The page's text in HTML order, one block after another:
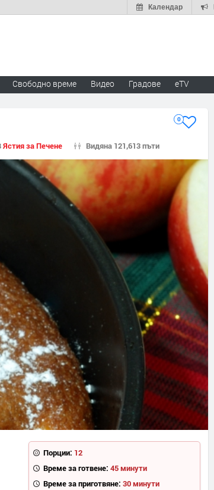
Календар
Свободно време Видео Градове eTV
0
Ястия за Печене Видяна 121,613 пъти
Порции: 12
Време за готвене: 45 минути
Време за приготвяне: 30 минути